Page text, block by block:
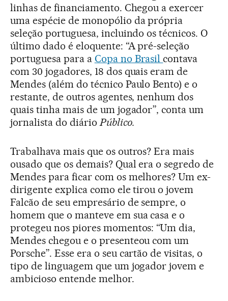
linhas de financiamento. Chegou a exercer
uma espécie de monopólio da própria
seleção portuguesa, incluindo os técnicos. O
último dado é eloquente: “A pré-seleção
portuguesa para a Copa no Brasilcontava
com 30 jogadores, 18 dos quais eram de
Mendes (além do técnico Paulo Bento) e o
restante, de outros agentes, nenhum dos
quais tinha mais de um jogador”, conta um
jornalista do diárioPúblico.
Trabalhava mais que os outros? Era mais
ousado que os demais? Qual era o segredo de
Mendes para ficar com os melhores? Um ex-
dirigente explica como ele tirou o jovem
Falcão de seu empresário de sempre, o
homem que o manteve em sua casa e o
protegeu nos piores momentos: “Um dia,
Mendes chegou e o presenteou com um
Porsche”. Esse era o seu cartão de visitas, o
tipo de linguagem que um jogador jovem e
ambicioso entende melhor.